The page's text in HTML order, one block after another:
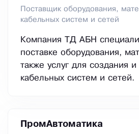
Поставщик оборудования,
кабельных систем и сетей
Компания ТД АБН
поставке оборудования,
также услуг для создания
кабельных систем и сетей.
ПромАвтоматика